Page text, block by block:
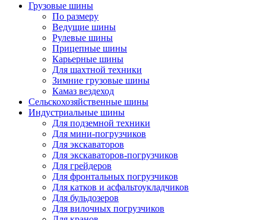
Грузовые шины
По размеру
Ведущие шины
Рулевые шины
Прицепные шины
Карьерные шины
Для шахтной техники
Зимние грузовые шины
Камаз вездеход
Сельскохозяйственные шины
Индустриальные шины
Для подземной техники
Для мини-погрузчиков
Для экскаваторов
Для экскаваторов-погрузчиков
Для грейдеров
Для фронтальных погрузчиков
Для катков и асфальтоукладчиков
Для бульдозеров
Для вилочных погрузчиков